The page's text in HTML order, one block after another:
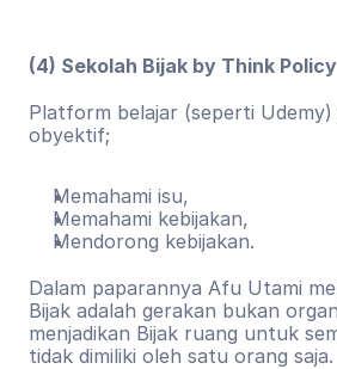
(4) Sekolah Bijak by Think Policy
Platform belajar (seperti Udemy)
obyektif;
Memahami isu,
Memahami kebijakan,
Mendorong kebijakan.
Dalam paparannya Afu Utami
Bijak adalah gerakan bukan
menjadikan Bijak ruang untuk
tidak dimiliki oleh satu orang saja.